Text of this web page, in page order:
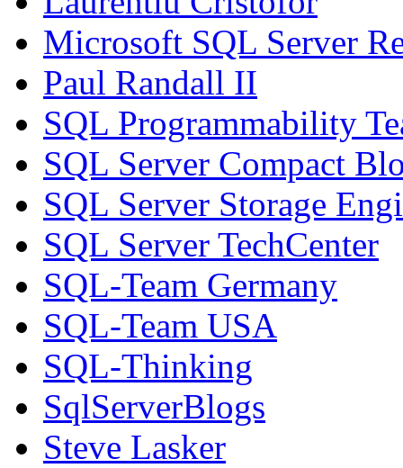
Microsoft SQL Server
Paul Randall II
SQL Programmability
SQL Server Compact
SQL Server Storage
SQL Server TechCenter
SQL-Team Germany
SQL-Team USA
SQL-Thinking
SqlServerBlogs
Steve Lasker